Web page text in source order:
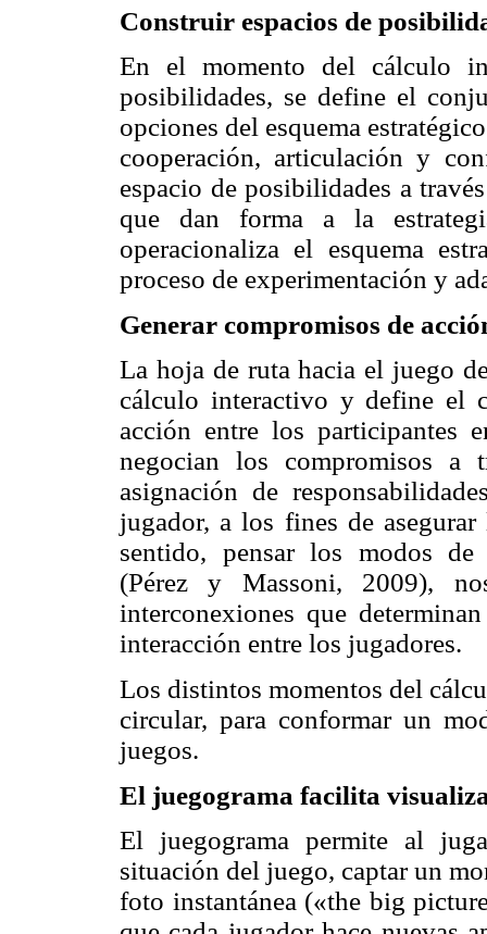
Construir espacios de
En el momento del cálculo
posibilidades, se define el
opciones del esquema
cooperación, articulación y
espacio de posibilidades a
que dan forma a la
operacionaliza el esquema
proceso de experimentación y
Generar compromisos de
La hoja de ruta hacia el juego
cálculo interactivo y define el
acción entre los participantes
negocian los compromisos a
asignación de
jugador, a los fines de
sentido, pensar los modos de
(Pérez y Massoni, 2009),
interconexiones que
interacción entre los jugadores.
Los distintos momentos del
circular, para conformar un
juegos.
El juegograma facilita
El juegograma permite al
situación del juego, captar un
foto instantánea («the big